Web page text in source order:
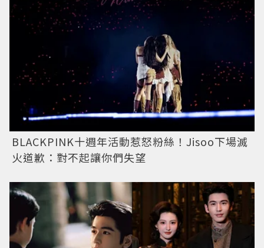
BLACKPINK十週年活動惹怒粉絲！Jisoo下場滅
火道歉：對不起讓你們失望